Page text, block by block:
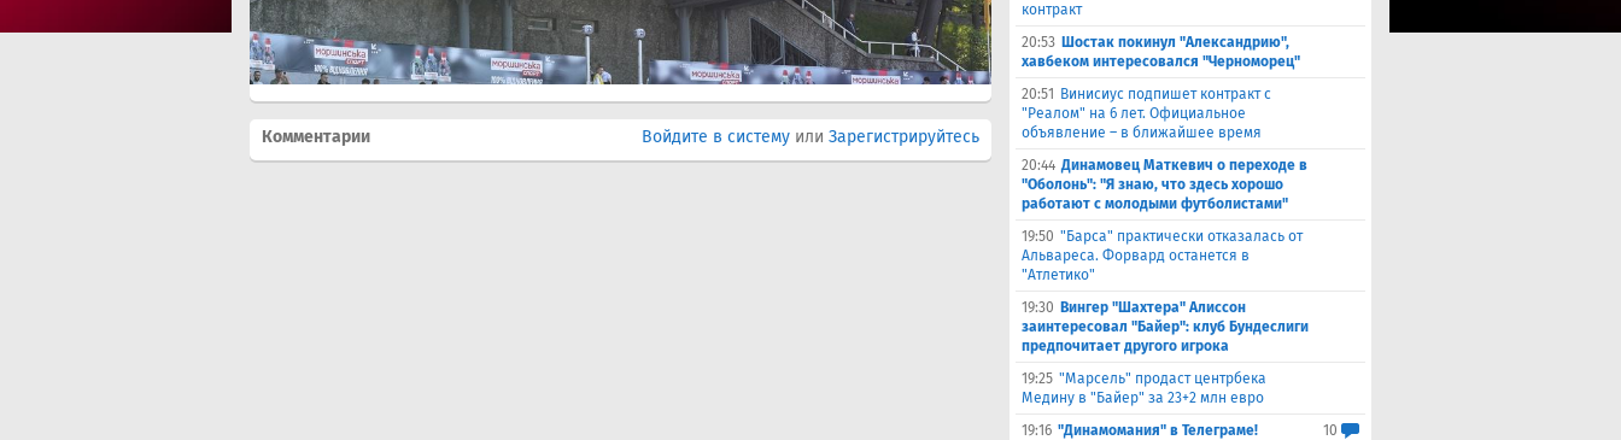
Комментарии Войдите в систему или Зарегистрируйтесь
контракт
20:53 Шостак покинул "Александрию",
хавбеком интересовался "Черноморец"
20:51
Винисиус подпишет контракт с
"Реалом" на 6 лет. Официальное
объявление – в ближайшее время
20:44 Динамовец Маткевич о переходе в
"Оболонь": "Я знаю, что здесь хорошо
работают с молодыми футболистами"
19:50 "Барса" практически отказалась от
Альвареса. Форвард останется в
"Атлетико"
19:30 Вингер "Шахтера" Алиссон
заинтересовал "Байер": клуб Бундеслиги
предпочитает другого игрока
19:25 "Марсель" продаст центрбека
Медину в "Байер" за 23+2 млн евро
19:16 "Динамомания" в Телеграме!
10